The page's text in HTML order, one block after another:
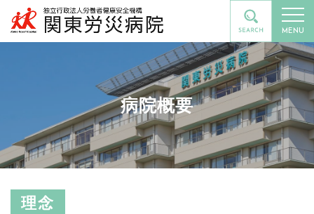
MENU
病院概要
理念